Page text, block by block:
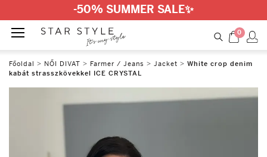
-50% SUMMER SALE✨
0
Főoldal > NŐI DIVAT > Farmer / Jeans > Jacket > White crop denim
kabát strasszkövekkel ICE CRYSTAL